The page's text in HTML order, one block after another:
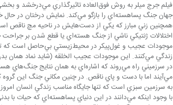
جهان جنگ پساهسته‌اي را بازگو مي‌كند.
موجودات عجيب و
مي‌آيند اما با دست و پاي ناقص. در چنين مكاني جنگ اين
به سرزمين سبزي است كه تنها جايگاه مناسب زندگي انسان
با وجود اينكه مي‌دانند در